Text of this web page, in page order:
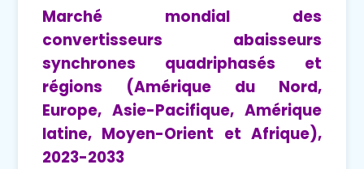
Marché mondial des
convertisseurs abaisseurs
synchrones quadriphasés et
régions (Amérique du Nord,
Europe, Asie-Pacifique, Amérique
latine, Moyen-Orient et Afrique),
2023-2033